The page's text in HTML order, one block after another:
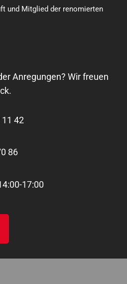
und Mitglied der renomierten
Anregungen? Wir freuen
42
86
17:00